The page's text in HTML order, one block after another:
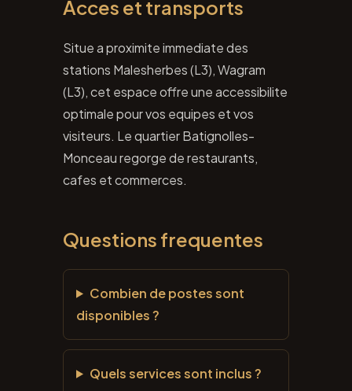
Acces et transports
Situe a proximite immediate des
stations Malesherbes (L3), Wagram
(L3), cet espace offre une accessibilite
optimale pour vos equipes et vos
visiteurs. Le quartier Batignolles-
Monceau regorge de restaurants,
cafes et commerces.
Questions frequentes
Combien de postes sont
disponibles ?
Quels services sont inclus ?